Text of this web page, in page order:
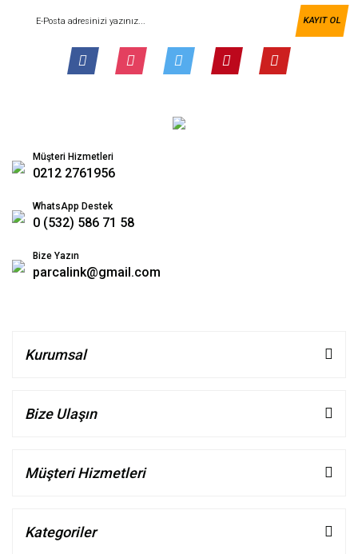
KAYIT OL
Müşteri Hizmetleri
0212 2761956
WhatsApp Destek
0 (532) 586 71 58
Bize Yazın
parcalink@gmail.com
Kurumsal
Bize Ulaşın
Müşteri Hizmetleri
Kategoriler